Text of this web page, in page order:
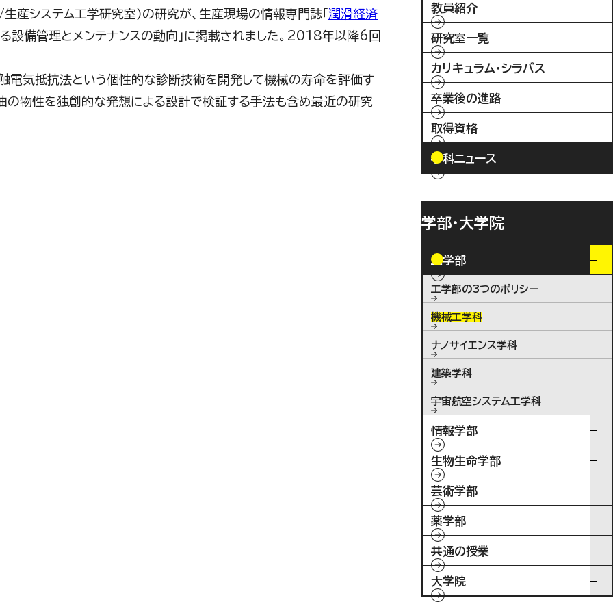
生産システム工学研究室）の研究が、生産現場の情報専門誌「 潤滑経済
設備管理とメンテナンスの動向」に掲載されました。 2018年以降6 回
電気抵抗法という個性的な診断技術を開発して機械の寿命を評価す
の物性を独創的な発想による設計で検証する手法も含め最近の研究
教員紹介
研究室一覧
カリキュラム・シラバス
卒業後の進路
取得資格
学科ニュース
学部・大学院
工学部
工学部の3つのポリシー
機械工学科
ナノサイエンス学科
建築学科
宇宙航空システム工学科
情報学部
生物生命学部
芸術学部
薬学部
共通の授業
大学院